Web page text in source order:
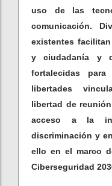
uso de las
comunicación.
existentes
y ciudadanía y
fortalecidas
libertades
libertad de
acceso a la
discriminación y
ello en el marco
Ciberseguridad